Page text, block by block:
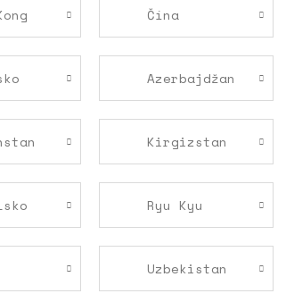
Čína
Azerbajdžan
Kirgizstan
Ryu Kyu
Uzbekistan